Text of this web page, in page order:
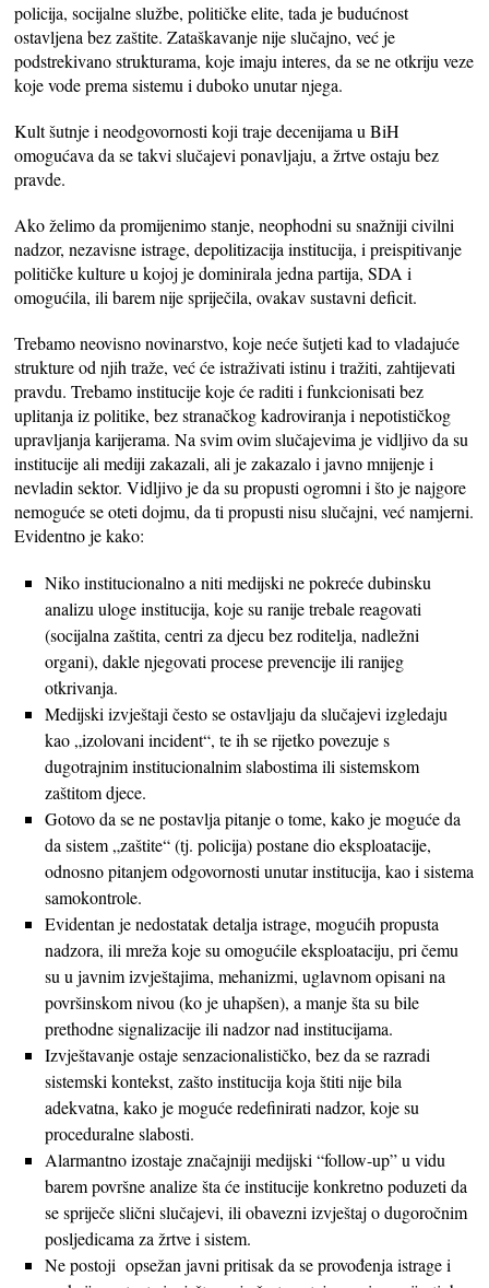
policija, socijalne službe, političke elite, tada je budućnost
ostavljena bez zaštite. Zataškavanje nije slučajno, već je
podstrekivano strukturama, koje imaju interes, da se ne otkriju veze
koje vode prema sistemu i duboko unutar njega.
Kult šutnje i neodgovornosti koji traje decenijama u BiH
omogućava da se takvi slučajevi ponavljaju, a žrtve ostaju bez
pravde.
Ako želimo da promijenimo stanje, neophodni su snažniji civilni
nadzor, nezavisne istrage, depolitizacija institucija, i preispitivanje
političke kulture u kojoj je dominirala jedna partija, SDA i
omogućila, ili barem nije spriječila, ovakav sustavni deficit.
Trebamo neovisno novinarstvo, koje neće šutjeti kad to vladajuće
strukture od njih traže, već će istraživati istinu i tražiti, zahtijevati
pravdu. Trebamo institucije koje će raditi i funkcionisati bez
uplitanja iz politike, bez stranačkog kadroviranja i nepotističkog
upravljanja karijerama. Na svim ovim slučajevima je vidljivo da su
institucije ali mediji zakazali, ali je zakazalo i javno mnijenje i
nevladin sektor. Vidljivo je da su propusti ogromni i što je najgore
nemoguće se oteti dojmu, da ti propusti nisu slučajni, već namjerni.
Evidentno je kako:
Niko institucionalno a niti medijski ne pokreće dubinsku
analizu uloge institucija, koje su ranije trebale reagovati
(socijalna zaštita, centri za djecu bez roditelja, nadležni
organi), dakle njegovati procese prevencije ili ranijeg
otkrivanja.
Medijski izvještaji često se ostavljaju da slučajevi izgledaju
kao „izolovani incident“, te ih se rijetko povezuje s
dugotrajnim institucionalnim slabostima ili sistemskom
zaštitom djece.
Gotovo da se ne postavlja pitanje o tome, kako je moguće da
da sistem „zaštite“ (tj. policija) postane dio eksploatacije,
odnosno pitanjem odgovornosti unutar institucija, kao i sistema
samokontrole.
Evidentan je nedostatak detalja istrage, mogućih propusta
nadzora, ili mreža koje su omogućile eksploataciju, pri čemu
su u javnim izvještajima, mehanizmi, uglavnom opisani na
površinskom nivou (ko je uhapšen), a manje šta su bile
prethodne signalizacije ili nadzor nad institucijama.
Izvještavanje ostaje senzacionalističko, bez da se razradi
sistemski kontekst, zašto institucija koja štiti nije bila
adekvatna, kako je moguće redefinirati nadzor, koje su
proceduralne slabosti.
Alarmantno izostaje značajniji medijski “follow-up” u vidu
barem površne analize šta će institucije konkretno poduzeti da
se spriječe slični slučajevi, ili obavezni izvještaj o dugoročnim
posljedicama za žrtve i sistem.
Ne postoji opsežan javni pritisak da se provođenja istrage i